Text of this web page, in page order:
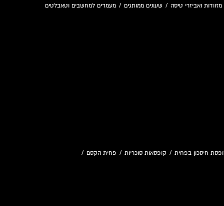
מזוודות ואביזרי טיסה / שעונים ממותגים / מעמדים למחשבים וטאבלטים
חיסכון בפחית / קופסאות סוכריות / פחית הקסם /